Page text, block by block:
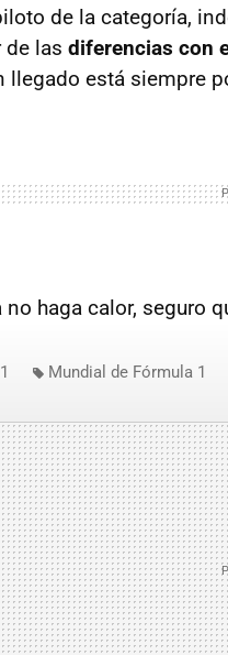
de la categoría,
de las diferencias con
llegado está siempre
haga calor, seguro
Mundial de Fórmula 1